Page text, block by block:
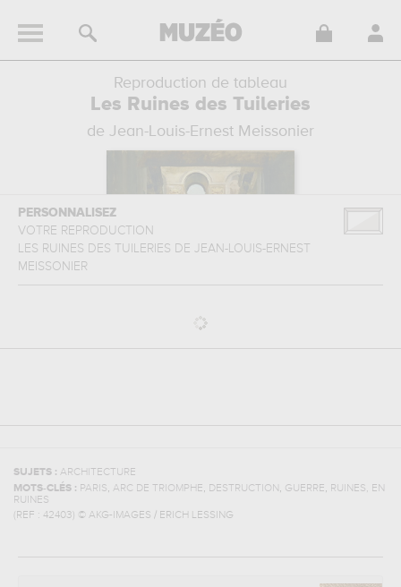
Reproduction de tableau
Les Ruines des Tuileries
de Jean-Louis-Ernest Meissonier
PERSONNALISEZ
VOTRE REPRODUCTION
LES RUINES DES TUILERIES DE JEAN-LOUIS-ERNEST
MEISSONIER
SUJETS : ARCHITECTURE
MOTS-CLÉS : PARIS, ARC DE TRIOMPHE, DESTRUCTION , GUERRE, RUINES, EN
RUINES
(REF : 42403) © AKG-IMAGES / ERICH LESSING